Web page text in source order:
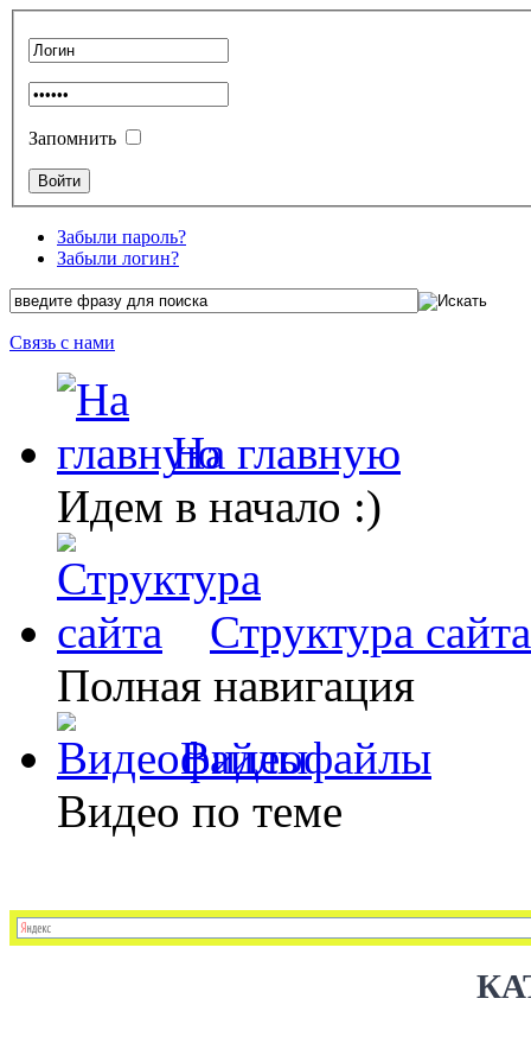
Запомнить
Забыли пароль?
Забыли логин?
Связь с нами
На главную
Идем в начало :)
Структура сайта
Полная навигация
Видеофайлы
Видео по теме